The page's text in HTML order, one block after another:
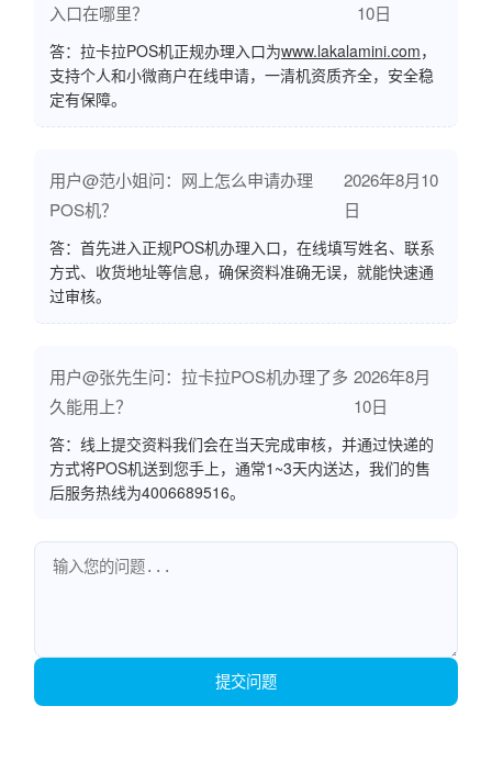
入口在哪里？
10日
答：拉卡拉POS机正规办理入口为www.lakalamini.com，
支持个人和小微商户在线申请，一清机资质齐全，安全稳
定有保障。
用户@范小姐问：网上怎么申请办理
POS机？
2026年8月10
日
答：首先进入正规POS机办理入口，在线填写姓名、联系
方式、收货地址等信息，确保资料准确无误，就能快速通
过审核。
用户@张先生问：拉卡拉POS机办理了多
久能用上？
2026年8月
10日
答：线上提交资料我们会在当天完成审核，并通过快递的
方式将POS机送到您手上，通常1~3天内送达，我们的售
后服务热线为4006689516。
提交问题